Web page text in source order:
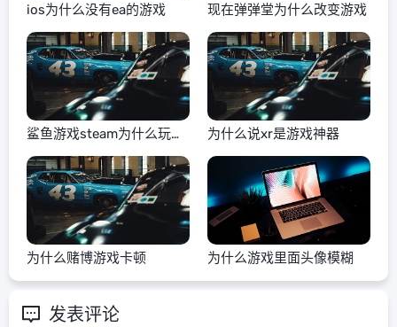
ios为什么没有ea的游戏 现在弹弹堂为什么改变游戏
鲨鱼游戏steam为什么玩不
了
为什么说xr是游戏神器
为什么赌博游戏卡顿 为什么游戏里面头像模糊
发表评论